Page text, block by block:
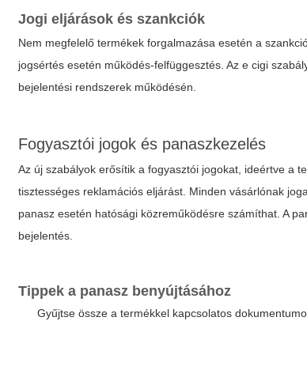
Jogi eljárások és szankciók
Nem megfelelő termékek forgalmazása esetén a
jogsértés esetén működés-felfüggesztés. Aze cigi
bejelentési rendszerek működésén.
Fogyasztói jogok és panaszkezelés
Az új szabályok erősítik a fogyasztói jogokat, ideértve a
tisztességes reklamációs eljárást. Minden vásárlónak
panasz esetén hatósági közreműködésre számíthat. A
bejelentés.
Tippek a panasz benyújtásához
Gyűjtse össze a termékkel kapcsolatos